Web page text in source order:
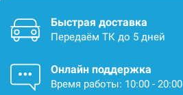
Быстрая доставка
Передаём ТК до 5 дней
Онлайн поддержка
Время работы: 10:00 - 20:00